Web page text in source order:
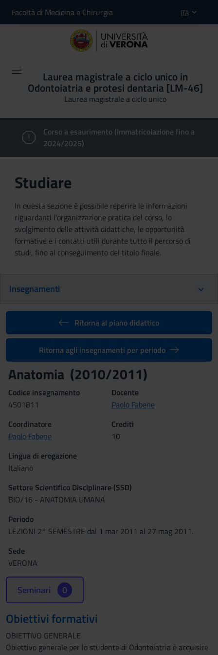
Facoltà di Medicina e Chirurgia ITA
Laurea magistrale a ciclo unico in
Odontoiatria e protesi dentaria [LM-46]
Laurea magistrale a ciclo unico
Corso a esaurimento (Immatricolazione fino a
2024/2025)
Studiare
In questa sezione è possibile reperire le informazioni
riguardanti l'organizzazione pratica del corso, lo
svolgimento delle attività didattiche, le opportunità
formative e i contatti utili durante tutto il percorso di
studi, fino al conseguimento del titolo finale.
Insegnamenti
Ritorna al piano didattico
Ritorna agli insegnamenti per periodo
Anatomia (2010/2011)
Codice insegnamento
4S01811
Docente
Paolo Fabene
Coordinatore
Paolo Fabene
Crediti
10
Lingua di erogazione
Italiano
Settore Scientifico Disciplinare (SSD)
BIO/16 - ANATOMIA UMANA
Periodo
LEZIONI 2° SEMESTRE dal 1 mar 2011 al 27 mag 2011.
Sede
VERONA
Seminari 0
Obiettivi formativi
OBIETTIVO GENERALE
Obiettivo generale per lo studente di Odontoiatria è acquisire